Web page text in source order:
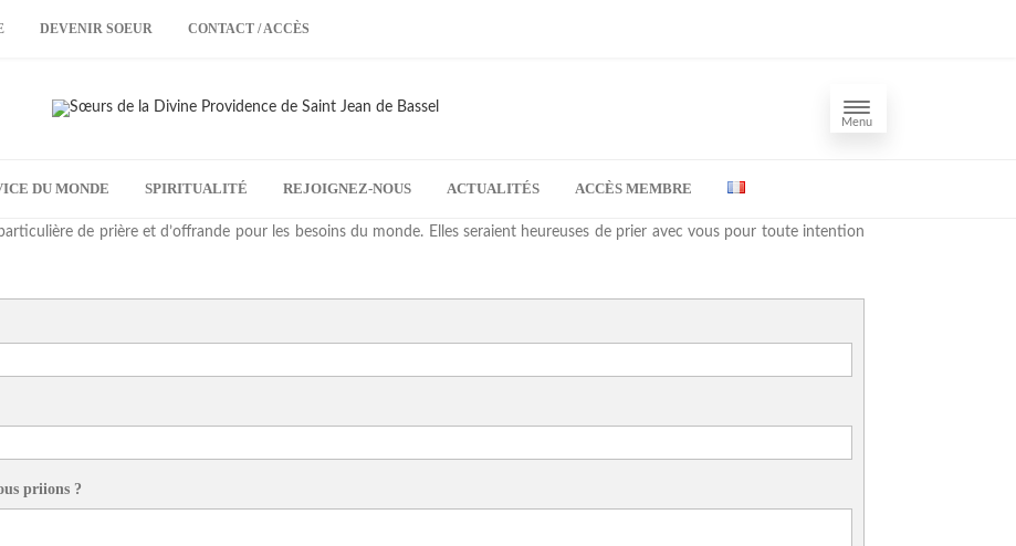
DEVENIR SOEUR CONTACT / ACCÈS
Menu
DU MONDE SPIRITUALITÉ REJOIGNEZ-NOUS ACTUALITÉS ACCÈS MEMBRE
de prière et d’offrande pour les besoins du monde. Elles seraient heureuses de prier avec vous pour toute intention
priions ?